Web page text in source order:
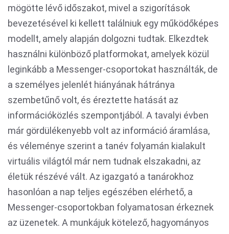
mögötte lévő időszakot, mivel a szigorítások
bevezetésével ki kellett találniuk egy működőképes
modellt, amely alapján dolgozni tudtak. Elkezdtek
használni különböző platformokat, amelyek közül
leginkább a Messenger-csoportokat használták, de
a személyes jelenlét hiányának hátránya
szembetűnő volt, és éreztette hatását az
információközlés szempontjából. A tavalyi évben
már gördülékenyebb volt az információ áramlása,
és véleménye szerint a tanév folyamán kialakult
virtuális világtól már nem tudnak elszakadni, az
életük részévé vált. Az igazgató a tanárokhoz
hasonlóan a nap teljes egészében elérhető, a
Messenger-csoportokban folyamatosan érkeznek
az üzenetek. A munkájuk kötelező, hagyományos